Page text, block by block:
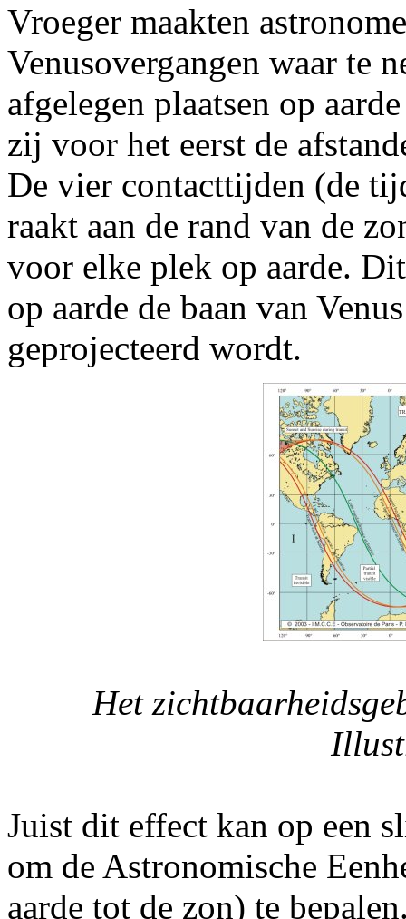
Vroeger maakten
Venusovergangen waar te
afgelegen plaatsen op
zij voor het eerst de
De vier contacttijden (de
raakt aan de rand van de
voor elke plek op aarde.
op aarde de baan van
geprojecteerd wordt.
Het
Juist dit effect kan op een
om de Astronomische
aarde tot de zon) te